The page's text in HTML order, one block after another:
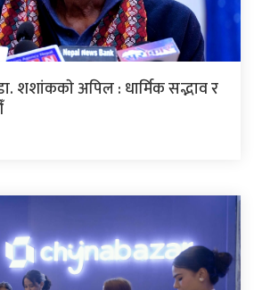
शशांककाे अपिल : धार्मिक सद्भाव र